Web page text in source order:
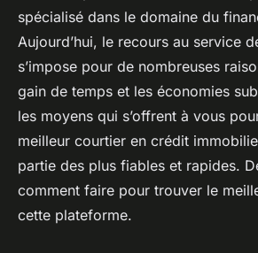
spécialisé dans le domaine du
Aujourd’hui, le recours au service
s’impose pour de nombreuses
gain de temps et les économies
les moyens qui s’offrent à vous
meilleur courtier en crédit
partie des plus fiables et rapides.
comment faire pour trouver le
cette plateforme.